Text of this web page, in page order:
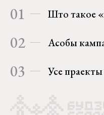
01 Што такое
02 Асобы
03 Усе